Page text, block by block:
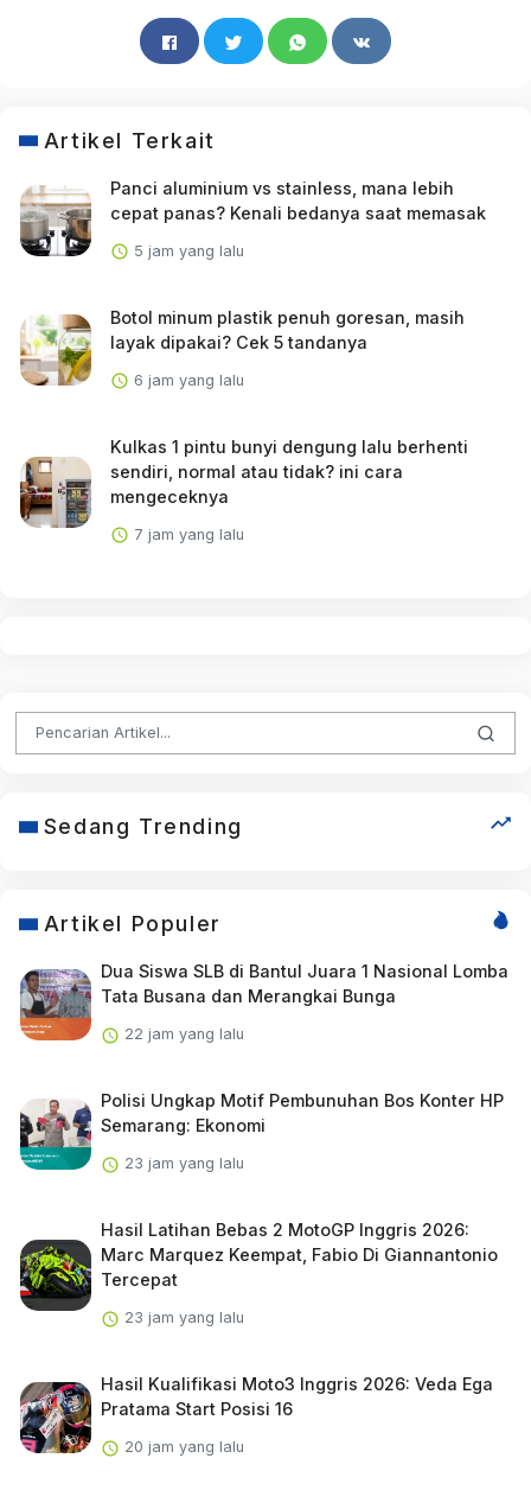
Artikel Terkait
Panci aluminium vs stainless, mana lebih
cepat panas? Kenali bedanya saat memasak
5 jam yang lalu
Botol minum plastik penuh goresan, masih
layak dipakai? Cek 5 tandanya
6 jam yang lalu
Kulkas 1 pintu bunyi dengung lalu berhenti
sendiri, normal atau tidak? ini cara
mengeceknya
7 jam yang lalu
Sedang Trending
Artikel Populer
Dua Siswa SLB di Bantul Juara 1 Nasional Lomba
Tata Busana dan Merangkai Bunga
22 jam yang lalu
Polisi Ungkap Motif Pembunuhan Bos Konter HP
Semarang: Ekonomi
23 jam yang lalu
Hasil Latihan Bebas 2 MotoGP Inggris 2026:
Marc Marquez Keempat, Fabio Di Giannantonio
Tercepat
23 jam yang lalu
Hasil Kualifikasi Moto3 Inggris 2026: Veda Ega
Pratama Start Posisi 16
20 jam yang lalu